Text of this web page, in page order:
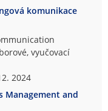
komunikace
vyučovací
2024
Management and